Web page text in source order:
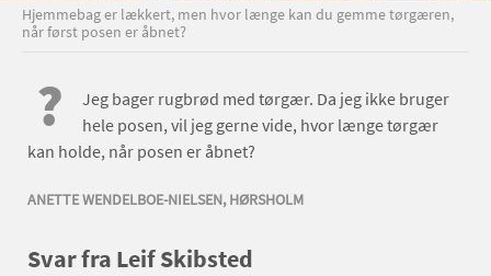
Hjemmebag er lækkert, men hvor længe kan du gemme tørgæren,
når først posen er åbnet?
?
Jeg bager rugbrød med tørgær. Da jeg ikke bruger
hele posen, vil jeg gerne vide, hvor længe tørgær
kan holde, når posen er åbnet?
ANETTE WENDELBOE-NIELSEN, HØRSHOLM
Svar fra Leif Skibsted